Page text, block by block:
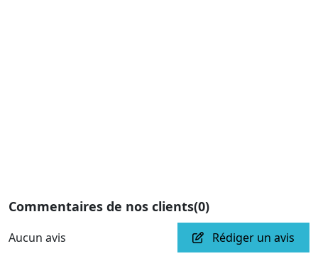
Commentaires de nos clients(0)
Aucun avis Rédiger un avis